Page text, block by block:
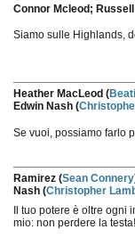
Connor Mcleod;
Siamo sulle Highlands,
Heather MacLeod (
Edwin Nash (
Se vuoi, possiamo farlo
Ramirez (Sean Connery
Nash (Christopher
Il tuo potere è oltre
mio: non perdere la testa!